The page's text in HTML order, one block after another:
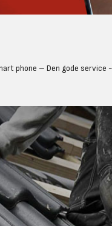
phone – Den gode service